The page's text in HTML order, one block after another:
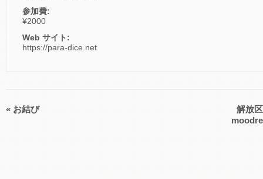
参加費:
¥2000
Web サイト:
https://para-dice.net
イ
« お結び
解放